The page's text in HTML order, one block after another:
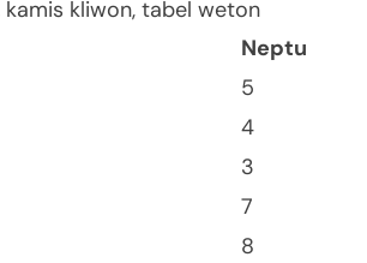
Neptu
5
4
3
7
8